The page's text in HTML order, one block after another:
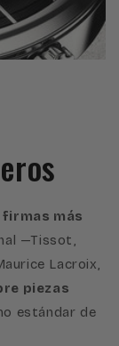
más
—Tissot,
Lacroix,
piezas
estándar de